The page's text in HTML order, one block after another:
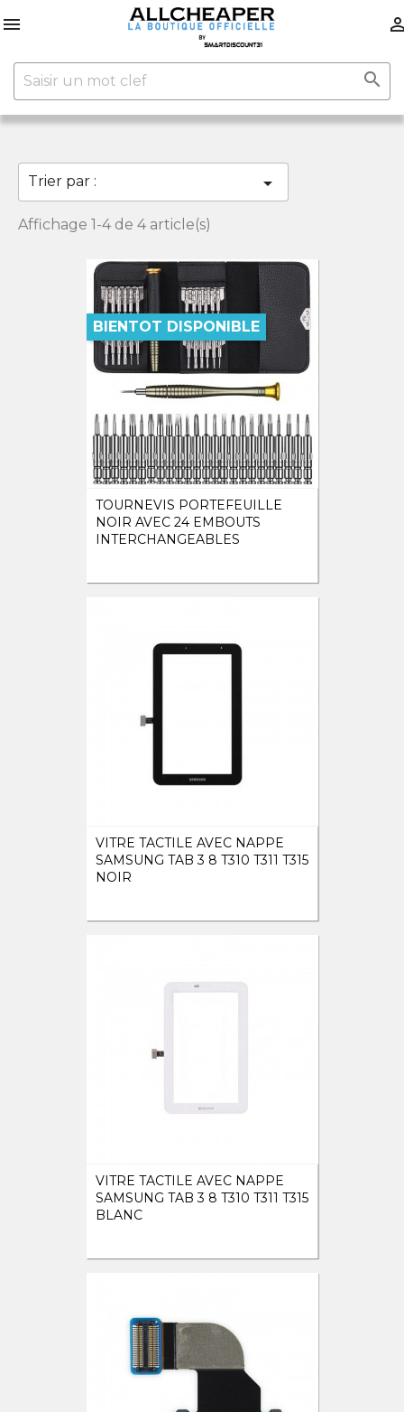


Trier par : 
Affichage 1-4 de 4 article(s)
TOURNEVIS PORTEFEUILLE
NOIR AVEC 24 EMBOUTS
INTERCHANGEABLES
BIENTOT DISPONIBLE
VITRE TACTILE AVEC NAPPE
SAMSUNG TAB 3 8 T310 T311 T315
NOIR
VITRE TACTILE AVEC NAPPE
SAMSUNG TAB 3 8 T310 T311 T315
BLANC